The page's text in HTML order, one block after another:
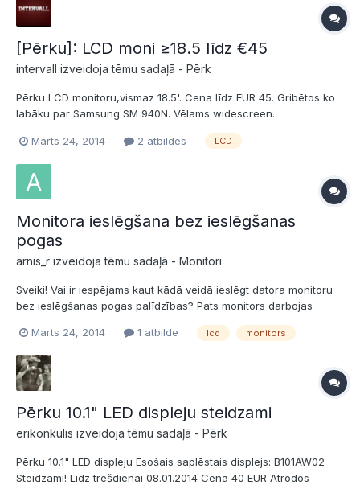
[Pērku]: LCD moni ≥18.5 līdz €45
intervall izveidoja tēmu sadaļā - Pērk
Pērku LCD monitoru,vismaz 18.5'. Cena līdz EUR 45. Gribētos ko
labāku par Samsung SM 940N. Vēlams widescreen.
autobusu Atrodos Pļaviņās. Prasības-lai ir teicams vizuālais un
tehniskais stāvoklis. Vēlams jābūt vadiem un kastei(ja kastes
nav-...
Marts 24, 2014 2 atbildes LCD
Monitora ieslēgšana bez ieslēgšanas
pogas
arnis_r izveidoja tēmu sadaļā - Monitori
Sveiki! Vai ir iespējams kaut kādā veidā ieslēgt datora monitoru
bez ieslēgšanas pogas palīdzības? Pats monitors darbojas
agrāk bija problēmas). Kādi varētu būt risinājumi? Modelis:
Samsung SyncMaster 720N, garantija sen beig...
Marts 24, 2014 1 atbilde lcd monitors
Pērku 10.1" LED displeju steidzami
erikonkulis izveidoja tēmu sadaļā - Pērk
Pērku 10.1" LED displeju Esošais saplēstais displejs: B101AW02
Steidzami! Līdz trešdienai 08.01.2014 Cena 40 EUR Atrodos